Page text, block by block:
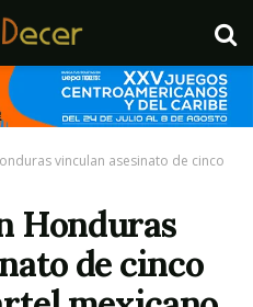
vinculan asesinato de cinco
Honduras
de cinco